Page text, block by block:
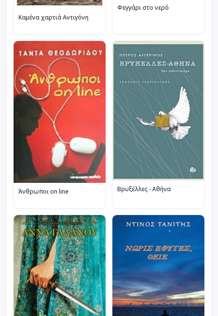
Καμένα χαρτιά Αντιγόνη
Φεγγάρι στο νερό
Άνθρωποι on line Βρυξέλλες - Αθήνα